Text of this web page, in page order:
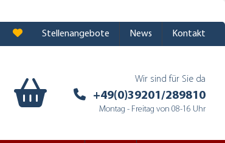
Stellenangebote News Kontakt
Wir sind für Sie da
+49(0)39201/289810
Montag - Freitag von 08-16 Uhr